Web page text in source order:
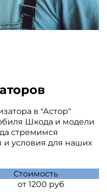
в "Астор"
Шкода и модели
стремимся
условия для наших
Стоимость
от 1200 руб